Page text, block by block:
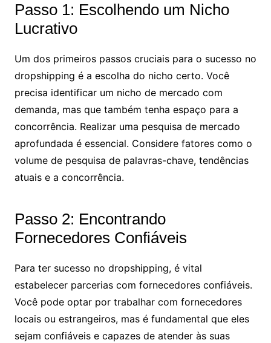
Passo 1: Escolhendo um Nicho
Lucrativo
Um dos primeiros passos cruciais para o sucesso no
dropshipping é a escolha do nicho certo. Você
precisa identificar um nicho de mercado com
demanda, mas que também tenha espaço para a
concorrência. Realizar uma pesquisa de mercado
aprofundada é essencial. Considere fatores como o
volume de pesquisa de palavras-chave, tendências
atuais e a concorrência.
Passo 2: Encontrando
Fornecedores Confiáveis
Para ter sucesso no dropshipping, é vital
estabelecer parcerias com fornecedores confiáveis.
Você pode optar por trabalhar com fornecedores
locais ou estrangeiros, mas é fundamental que eles
sejam confiáveis e capazes de atender às suas